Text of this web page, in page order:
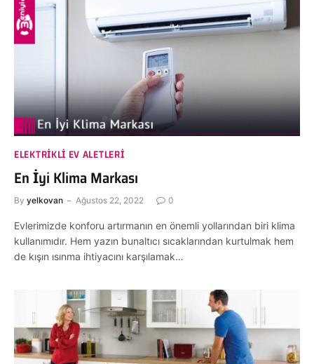
ELEKTRIKLI EV ALETLERI
En İyi Klima Markası
By yelkovan Ağustos 22, 2022 0
Evlerimizde konforu artırmanın en önemli yollarından biri klima
kullanımıdır. Hem yazın bunaltıcı sıcaklarından kurtulmak hem
de kışın ısınma ihtiyacını karşılamak…